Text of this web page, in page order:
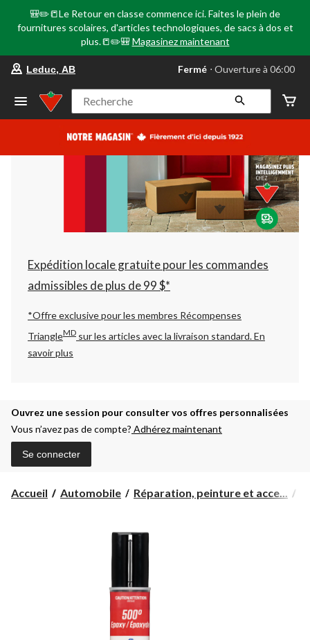
🎒✏️📒Le Retour en classe commence ici. Faites le plein de
fournitures scolaires, d'articles technologiques, de sacs à dos et
plus.📒✏️🎒 Magasinez maintenant
votre
préféré
Leduc,
AB,
courament
Ouverture
à
06:00
cliquer
pour
changer
Leduc, AB Fermé ⋅ Ouverture à 06:00
Recherche
Expédition locale gratuite pour les commandes
admissibles de plus de 99 $*
*Offre exclusive pour les membres Récompenses
TriangleMD sur les articles avec la livraison standard.En
savoir plus
Ouvrez une session pour consulter vos offres personnalisées
Vous n’avez pas de compte? Adhérez maintenant
Se connecter
Accueil Automobile Réparation, peinture et acce...